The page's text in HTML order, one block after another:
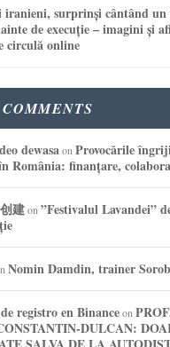
iranieni, surprinși cântând
de execuție – imagini și
circulă online
dewasaonProvocările
România: finanțare,
建on”Festivalul Lavandei”
Nomin Damdin, trainer
registro en Binanceon
DULCAN: